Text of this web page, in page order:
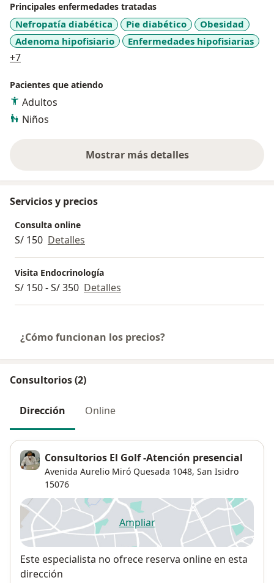
Universidad Nacional Federico Villarreal 2004
Doctor en Medicina Universidad Nacional Federico
Villarreal 2004
Jefe de Especialidade Medicas Hospital Santa Rosa al
Principales enfermedades tratadas
Nefropatía diabética Pie diabético
Obesidad
Adenoma hipofisiario
Enfermedades hipofisiarias
+7a11y_sr_more_diseases
Pacientes que atiendo
Adultos
Niños
Mostrar más detalles
sobre la experiencia
Servicios y precios
Consulta online
S/ 150 Detalles
Visita Endocrinología
S/ 150 - S/ 350 Detalles
¿Cómo funcionan los precios?
Consultorios (2)
Dirección Online
Consultorios El Golf -Atención presencial
Avenida Aurelio Miró Quesada 1048, San Isidro
15076
Ampliarse abre en una nueva
Disponibilidad
Este especialista no ofrece reserva online en esta
dirección